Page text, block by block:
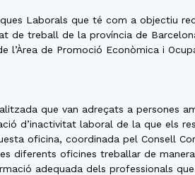
Laborals que té com a objectiu
treball de la província de
l’Àrea de Promoció Econòmica i
que van adreçats a persones
d’inactivitat laboral de la que els
oficina, coordinada pel Consell
diferents oficines treballar de
adequada dels professionals